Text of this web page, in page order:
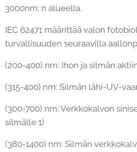
3000nm: n alueella.
IEC 62471 määrittää valon
turvallisuuden seuraavilla
(200-400) nm: Ihon ja silmän
(315-400) nm: Silmän lähi-UV-
(300-700) nm: Verkkokalvon
silmälle 1)
(380-1400) nm: Silmän